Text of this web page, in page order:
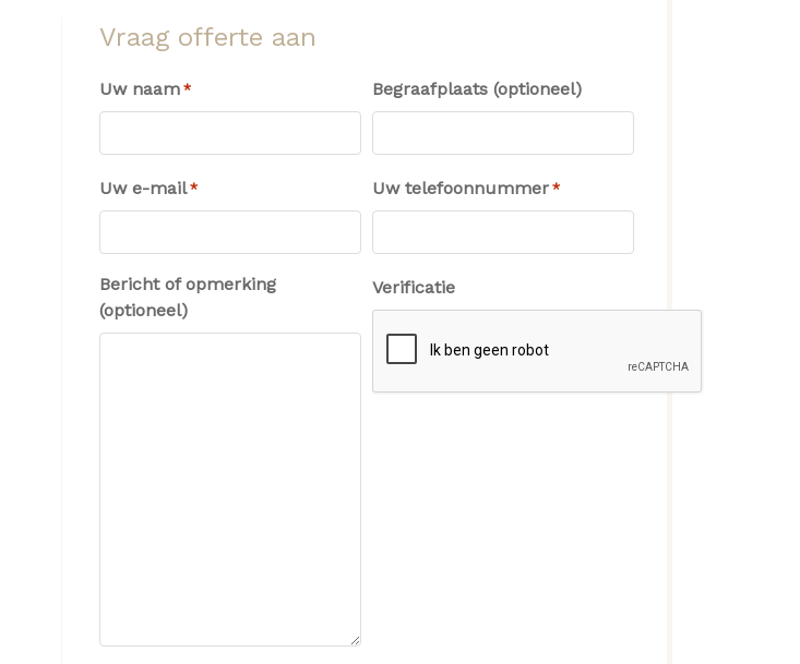
Vraag offerte aan
Uw naam * Begraafplaats (optioneel)
Uw e-mail * Uw telefoonnummer *
Bericht of opmerking
(optioneel)
Verificatie